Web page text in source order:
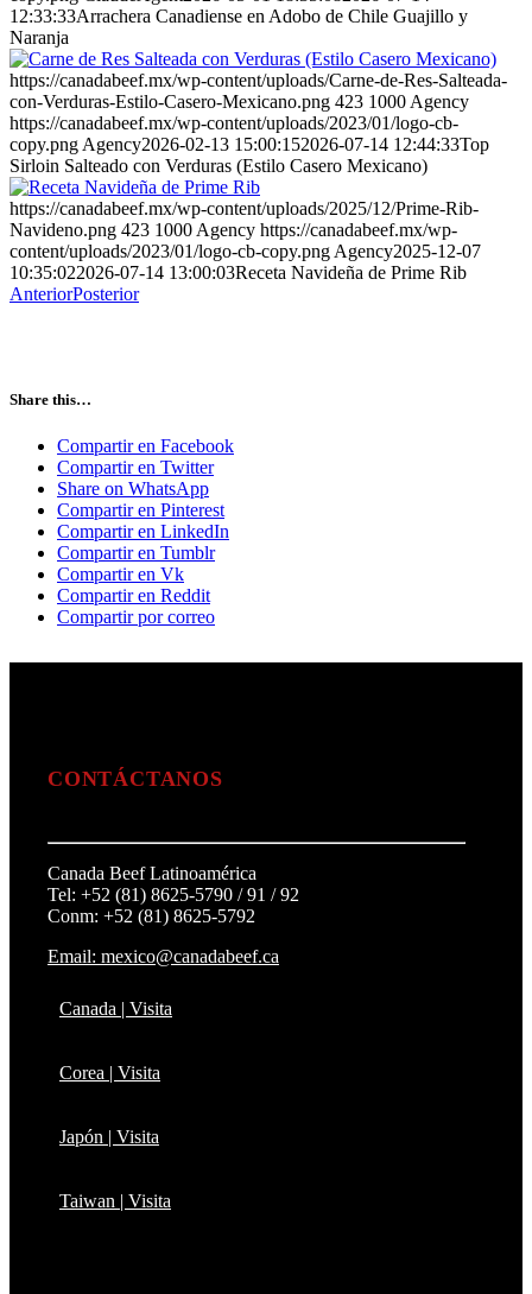
12:33:33Arrachera Canadiense en Adobo de Chile Guajillo y
Naranja
https://canadabeef.mx/wp-content/uploads/Carne-de-Res-Salteada-
con-Verduras-Estilo-Casero-Mexicano.png 423 1000 Agency
https://canadabeef.mx/wp-content/uploads/2023/01/logo-cb-
copy.png Agency2026-02-13 15:00:152026-07-14 12:44:33Top
Sirloin Salteado con Verduras (Estilo Casero Mexicano)
https://canadabeef.mx/wp-content/uploads/2025/12/Prime-Rib-
Navideno.png 423 1000 Agency https://canadabeef.mx/wp-
content/uploads/2023/01/logo-cb-copy.png Agency2025-12-07
10:35:022026-07-14 13:00:03Receta Navideña de Prime Rib
AnteriorPosterior
Share this…
Compartir en Facebook
Compartir en Twitter
Share on WhatsApp
Compartir en Pinterest
Compartir en LinkedIn
Compartir en Tumblr
Compartir en Vk
Compartir en Reddit
Compartir por correo
CONTÁCTANOS
Canada Beef Latinoamérica
Tel: +52 (81) 8625-5790 / 91 / 92
Conm: +52 (81) 8625-5792
Email: mexico@canadabeef.ca
Canada | Visita
Corea | Visita
Japón | Visita
Taiwan | Visita